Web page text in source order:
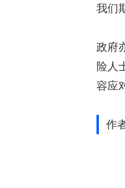
我们
政府
险人
容应
作